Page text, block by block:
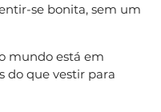
se bonita, sem um
mundo está em
do que vestir para